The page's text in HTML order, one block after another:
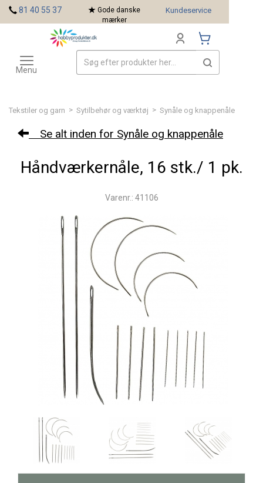
Tekstiler og garn > Sytilbehør og værktøj > Synåle og knappenåle
Se alt inden for Synåle og knappenåle
Håndværkernåle, 16 stk./ 1 pk.
Varenr.: 41106
81 40 55 37
Gode danske
mærker
Kundeservice
Toggle
navigation
Menu
Mærker